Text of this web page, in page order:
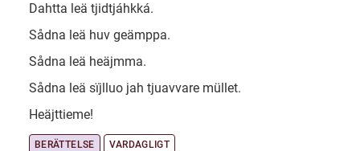
Dahtta leä tjidtjáhkká.
Sådna leä huv geämppa.
Sådna leä heäjmma.
Sådna leä sïjlluo jah tjuavvare müllet.
Heäjttieme!
BERÄTTELSE VARDAGLIGT